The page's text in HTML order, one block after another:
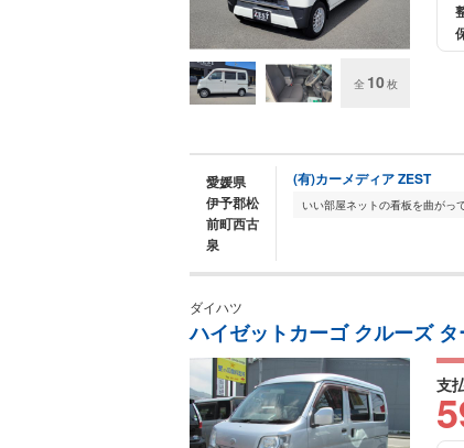
全 10枚
愛媛県
伊予郡松
前町西古
泉
(有)カーメディア ZEST
ダイハツ
ハイゼットカーゴ クルーズ
支